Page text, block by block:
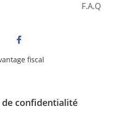
F.A.Q
fiscal
confidentialité